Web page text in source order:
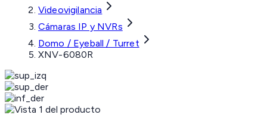
Videovigilancia
Cámaras IP y NVRs
Domo / Eyeball / Turret
XNV-6080R